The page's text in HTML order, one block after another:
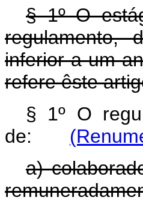
§ 1º O
regulamento,
inferior a um
refere êste
§ 1º O
de:
a)